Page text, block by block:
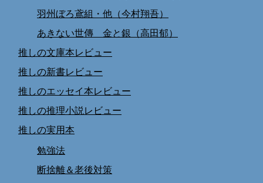
羽州ぼろ鳶組・他（今村翔吾）
あきない世傳 金と銀（高田郁）
推しの文庫本レビュー
推しの新書レビュー
推しのエッセイ本レビュー
推しの推理小説レビュー
推しの実用本
勉強法
断捨離＆老後対策